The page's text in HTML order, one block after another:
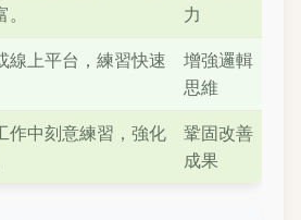
力
線上平台，練習快速
增強邏輯
思維
作中刻意練習，強化
鞏固改善
成果